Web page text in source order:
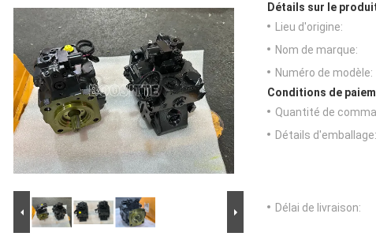
Détails sur le
Lieu d'origine:
Nom de marque:
Numéro de modèle:
Conditions de
Quantité de
Détails d'emballage:
Délai de livraison: